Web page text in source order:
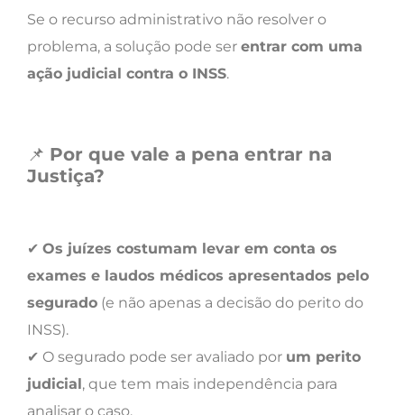
Se o recurso administrativo não resolver o
problema, a solução pode ser entrar com uma
ação judicial contra o INSS.
📌 Por que vale a pena entrar na
Justiça?
✔ Os juízes costumam levar em conta os
exames e laudos médicos apresentados pelo
segurado (e não apenas a decisão do perito do
INSS).
✔ O segurado pode ser avaliado por um perito
judicial, que tem mais independência para
analisar o caso.